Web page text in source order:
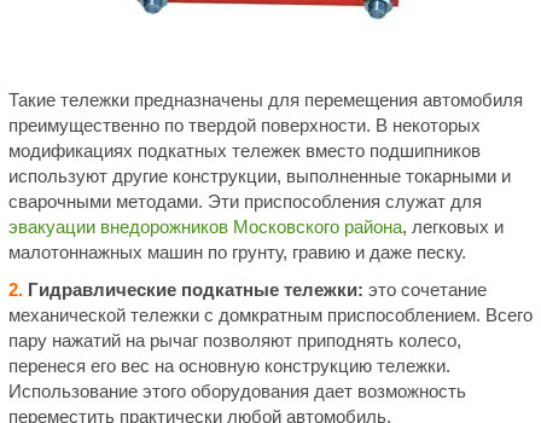
Такие тележки предназначены для перемещения автомобиля
преимущественно по твердой поверхности. В некоторых
модификациях подкатных тележек вместо подшипников
используют другие конструкции, выполненные токарными и
сварочными методами. Эти приспособления служат для
эвакуации внедорожников Московского района, легковых и
малотоннажных машин по грунту, гравию и даже песку.
2.Гидравлические подкатные тележки: это сочетание
механической тележки с домкратным приспособлением. Всего
пару нажатий на рычаг позволяют приподнять колесо,
перенеся его вес на основную конструкцию тележки.
Использование этого оборудования дает возможность
переместить практически любой автомобиль.